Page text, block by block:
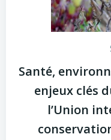
Santé,
enjeux clés
l’Union